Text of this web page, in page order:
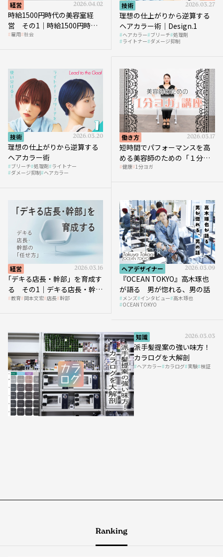
経営 2026.04.02
時給1500円時代の美容室経
営 その1｜時給1500円時代
へ向かう社会的背景
雇用 社会
技術 2026.03.27
理想の仕上がりから逆算する
ヘアカラー術｜Design.1
ヘアカラー ブリーチ 処理剤
ライトナー ダメージ抑制
技術 2026.03.20
理想の仕上がりから逆算する
ヘアカラー術
ブリーチ 処理剤 ライトナー
ダメージ抑制 ヘアカラー
働き方 2026.03.17
短時間でパフォーマンスを高
める美容師のための「１分ヨ
ガ」講座｜実践編
健康 1分ヨガ
経営 2026.03.16
｢デキる店長・幹部」を育成す
る その1｜デキる店長・幹部
の「任せ方」
教育 岡本文宏 店長 幹部
ヘアデザイナー 2026.03.09
『OCEAN TOKYO』高木琢也
が語る 男が惚れる、男の話
メンズ インタビュー 高木琢也
OCEAN TOKYO
知識 2026.03.03
派手髪提案の強い味方！
カラログを大解剖
ヘアカラー カラログ 実験 検証
Ranking